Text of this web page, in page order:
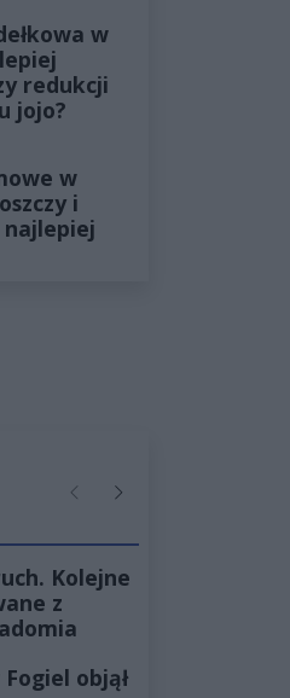
w
redukcji
jojo?
w
i
PoprzednieNastępne
Kolejne
z
Fogiel objął